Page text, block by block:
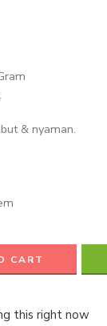
& nyaman.
CART
this right now